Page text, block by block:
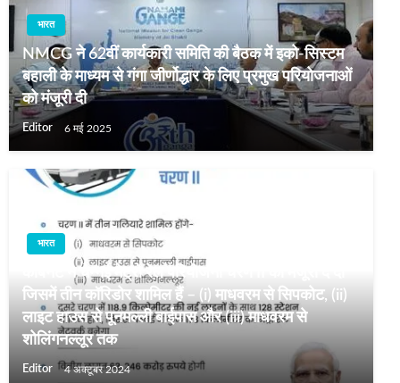
भारत
NMCG ने 62वीं कार्यकारी समिति की बैठक में इको-सिस्टम
बहाली के माध्यम से गंगा जीर्णोद्धार के लिए प्रमुख परियोजनाओं
को मंजूरी दी
Editor 6 मई 2025
भारत
कैबिनेट ने चेन्नई मेट्रो रेल परियोजना चरण II को मंजूरी दे दी
जिसमें तीन कॉरिडोर शामिल हैं – (i) माधवरम से सिपकोट, (ii)
लाइट हाउस से पूनमल्ली बाईपास और (iii) माधवरम से
शोलिंगनल्लूर तक
Editor 4 अक्टूबर 2024